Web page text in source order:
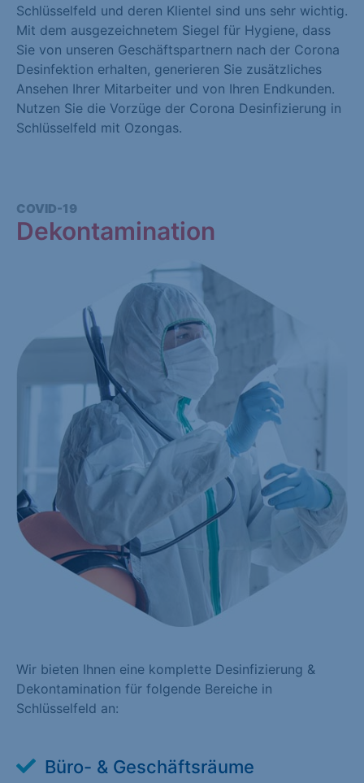
Schlüsselfeld und deren Klientel sind uns sehr wichtig.
Mit dem ausgezeichnetem Siegel für Hygiene, dass
Sie von unseren Geschäftspartnern nach der Corona
Desinfektion erhalten, generieren Sie zusätzliches
Ansehen Ihrer Mitarbeiter und von Ihren Endkunden.
Nutzen Sie die Vorzüge der Corona Desinfizierung in
Schlüsselfeld mit Ozongas.
COVID-19
Dekontamination
Wir bieten Ihnen eine komplette Desinfizierung &
Dekontamination für folgende Bereiche in
Schlüsselfeld an:
Büro- & Geschäftsräume